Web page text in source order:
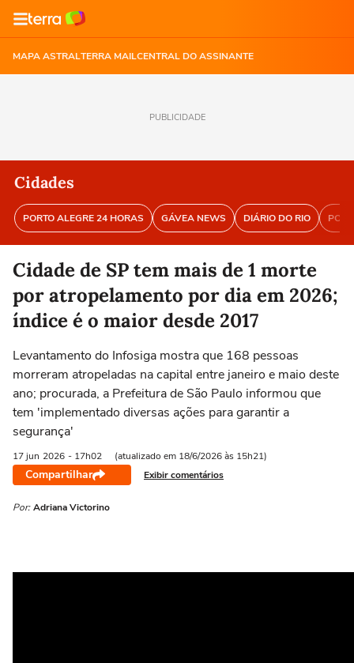
MAPA ASTRALTERRA MAILCENTRAL DO ASSINANTE
PUBLICIDADE
Cidades
PORTO ALEGRE 24 HORAS GÁVEA NEWS DIÁRIO DO RIO
Cidade de SP tem mais de 1 morte
por atropelamento por dia em 2026;
índice é o maior desde 2017
Levantamento do Infosiga mostra que 168 pessoas
morreram atropeladas na capital entre janeiro e maio deste
ano; procurada, a Prefeitura de São Paulo informou que
tem 'implementado diversas ações para garantir a
segurança'
17 jun 2026 - 17h02 (atualizado em 18/6/2026 às 15h21)
Compartilhar Exibir comentários
Por: Adriana Victorino